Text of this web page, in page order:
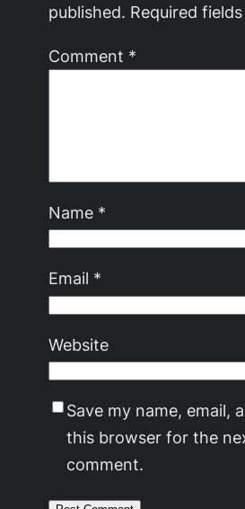
published. Required
Comment *
Name *
Email *
Website
Save my name, email,
this browser for the
comment.